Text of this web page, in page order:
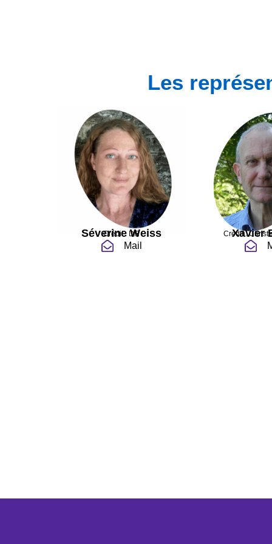
Les
Séverine Weiss
Crédit : DR
Mail
Xavier
Crédit :